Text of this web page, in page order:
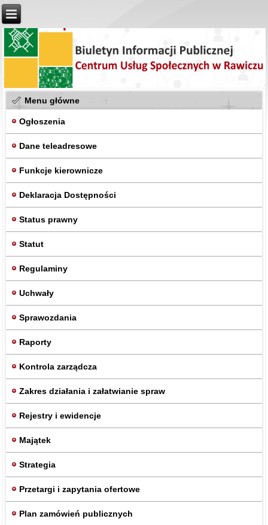
Menu główne
Ogłoszenia
Dane teleadresowe
Funkcje kierownicze
Deklaracja Dostępności
Status prawny
Statut
Regulaminy
Uchwały
Sprawozdania
Raporty
Kontrola zarządcza
Zakres działania i załatwianie spraw
Rejestry i ewidencje
Majątek
Strategia
Przetargi i zapytania ofertowe
Plan zamówień publicznych